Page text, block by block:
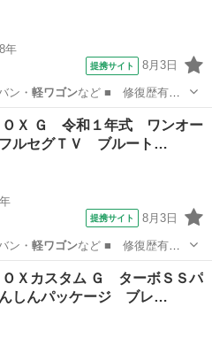
年
提携サイト 8月3日
ン・ 軽ワゴンなど ■ 修復歴有
ＯＸ Ｇ 令和１年式 ワンオー
ルセグＴＶ ブルート…
提携サイト 8月3日
ン・ 軽ワゴンなど ■ 修復歴有
ＯＸカスタム Ｇ ターボＳＳパ
しんパッケージ ブレ…